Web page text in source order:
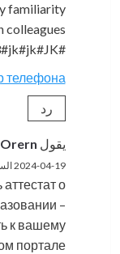
familiarity
colleagues.
#be#jk3#jk#jk#JK##
телефона
رد
يقول
2024-04-19 الساعة 4:38 مساءً
о
–
к вашему
портале